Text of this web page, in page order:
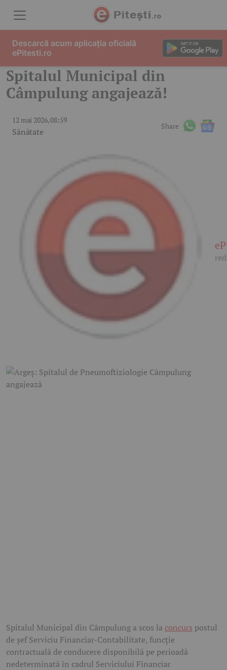
Spitalul Municipal din
Câmpulung angajează!
12 mai 2026, 08:59
Sănătate
Share
Spitalul Municipal din Câmpulung a scos la concurs postul
de șef Serviciu Financiar-Contabilitate, funcție
contractuală de conducere disponibilă pe perioadă
nedeterminată în cadrul Serviciului Financiar
Descarcă acum aplicația oficială
ePitesti.ro